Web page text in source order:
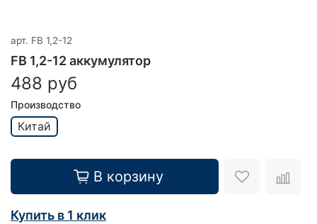
арт. FB 1,2-12
FB 1,2-12 аккумулятор
488 руб
Производство
Китай
В корзину
Купить в 1 клик